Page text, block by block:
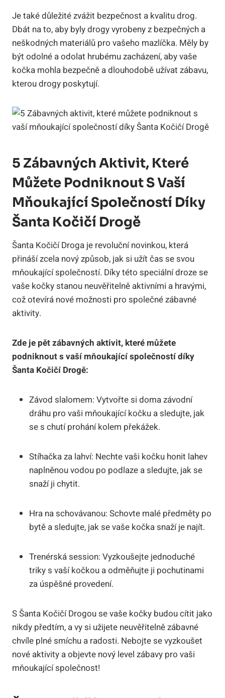
Je také důležité zvážit bezpečnost⁢ a ​kvalitu drog.
Dbát na⁤ to, aby byly drogy ⁢vyrobeny z bezpečných ⁢a​
neškodných materiálů⁤ pro vašeho mazlíčka. Měly ‍by
‌být⁢ odolné a ​odolat hrubému zacházení, aby vaše⁣
kočka mohla bezpečně a dlouhodobě užívat zábavu,
kterou drogy‍ poskytují.
5 Zábavných Aktivit, Které
Můžete Podniknout S Vaší
Mňoukající ⁤společností Díky
Šanta Kočičí Drogě
Šanta Kočičí⁤ Droga je ⁣revoluční novinkou, která
⁤přináší ​zcela nový způsob, jak‍ si užít čas se⁤ svou
mňoukající společností. Díky této ⁣speciální​ droze se
vaše kočky stanou neuvěřitelně aktivními a hravými,
což otevírá nové možnosti pro ⁤společné zábavné
aktivity.
Zde je pět‌ zábavných aktivit, které můžete
podniknout s vaší mňoukající společností díky
⁢Šanta Kočičí Drogě:
Závod ‌slalomem:​ Vytvořte si doma ‍závodní
dráhu pro​ vaši mňoukající kočku ‌a sledujte, jak
se s chutí prohání kolem překážek.
Stíhačka ⁢za lahví:​ Nechte vaši kočku honit⁢ lahev
‍naplněnou vodou po podlaze a sledujte, jak ‍se
snaží ji chytit.
Hra na schovávanou:‌ Schovte malé předměty ⁢po
bytě​ a sledujte, jak se vaše‍ kočka snaží⁢ je ⁣najít.
Trenérská session: Vyzkoušejte jednoduché
triky s vaší kočkou a odměňujte ⁤ji pochutinami ​
za úspěšné provedení.
S ​Šanta ‌Kočičí Drogou se⁤ vaše kočky budou cítit jako
nikdy⁣ předtím, a vy si užijete neuvěřitelně zábavné
chvíle plné smíchu a radosti. Nebojte se vyzkoušet‌
nové​ aktivity a ‍objevte⁤ nový level zábavy pro⁣ vaši
mňoukající společnost!